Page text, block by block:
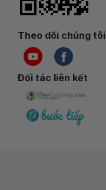
Theo dõi chúng tôi
Đối tác liên kết